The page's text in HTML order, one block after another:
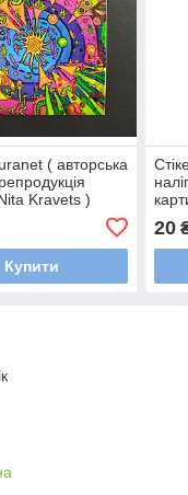
( авторська
Kravets )
Купити
20